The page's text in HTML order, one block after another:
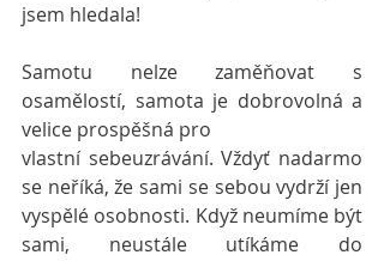
jsem hledala!
Samotu nelze zaměňovat s
osamělostí, samota je dobrovolná a
velice prospěšná pro
vlastní sebeuzrávání. Vždyť nadarmo
se neříká, že sami se sebou vydrží jen
vyspělé osobnosti. Když neumíme být
sami, neustále utíkáme do